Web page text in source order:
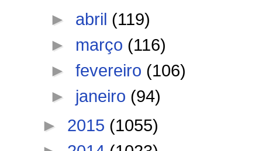
► abril (119)
► março (116)
►fevereiro (106)
► janeiro (94)
► 2015 (1055)